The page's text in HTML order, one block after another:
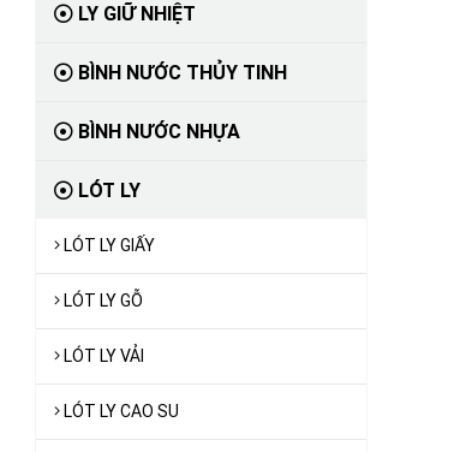
LY GIỮ NHIỆT
BÌNH NƯỚC THỦY TINH
BÌNH NƯỚC NHỰA
LÓT LY
LÓT LY GIẤY
LÓT LY GỖ
LÓT LY VẢI
LÓT LY CAO SU